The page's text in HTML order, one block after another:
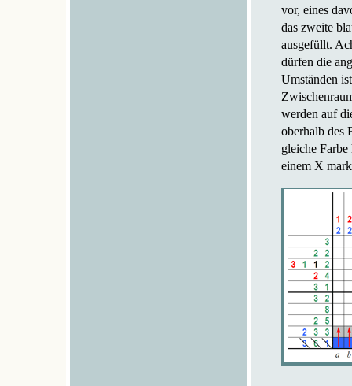
vor, eines
das zweite
ausgefüllt.
dürfen die
Umständen
werden auf
oberhalb des
gleiche
einem X